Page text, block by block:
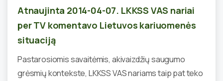
Atnaujinta 2014-04-07. LKKSS VAS nariai
per TV komentavo Lietuvos kariuomenės
situaciją
Pastarosiomis savaitėmis, akivaizdžių saugumo
grėsmių kontekste, LKKSS VAS nariams taip pat teko